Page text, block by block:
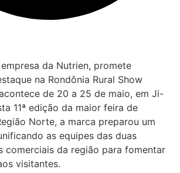
da Nutrien, promete
na Rondônia Rural Show
de 20 a 25 de maio, em Ji-
11ª edição da maior feira de
Norte, a marca preparou um
as equipes das duas
comerciais da região para fomentar
visitantes.